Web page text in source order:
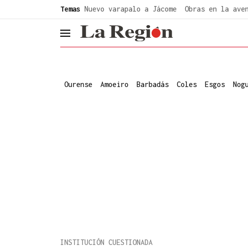
Temas Nuevo varapalo a Jácome Obras en la
header.menu.open
Ourense Amoeiro Barbadás Coles Esgos
INSTITUCIÓN CUESTIONADA